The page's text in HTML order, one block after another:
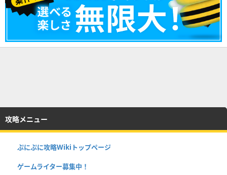
攻略メニュー
ぷにぷに攻略Wikiトップページ
ゲームライター募集中！